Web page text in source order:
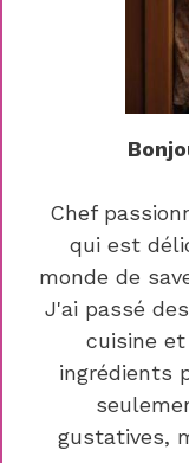
Chef
qui est
monde de
J'ai passé
cuisine
ingrédients
gustatives,